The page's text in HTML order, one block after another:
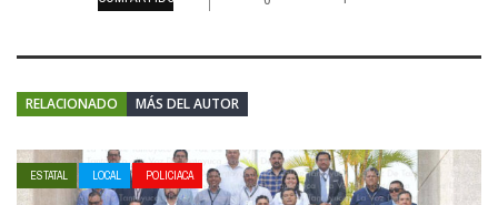
RELACIONADO MÁS DEL AUTOR
ESTATAL LOCAL POLICIACA